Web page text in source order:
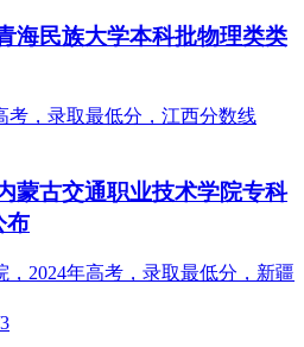
海民族大学本科批物理类类
蒙古交通职业技术学院专科
布